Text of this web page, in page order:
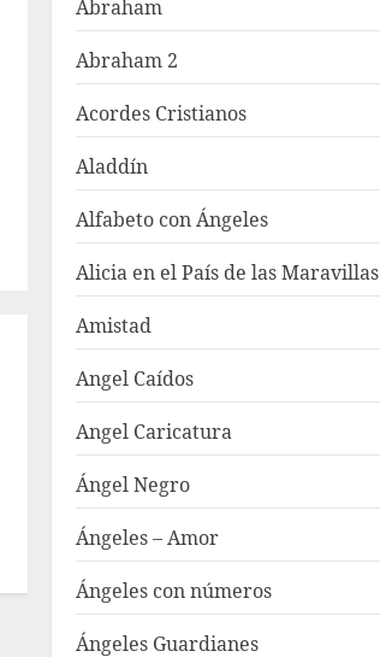
Abraham
Abraham 2
Acordes Cristianos
Aladdín
Alfabeto con Ángeles
Alicia en el País de las Maravillas
Amistad
Angel Caídos
Angel Caricatura
Ángel Negro
Ángeles – Amor
Ángeles con números
Ángeles Guardianes